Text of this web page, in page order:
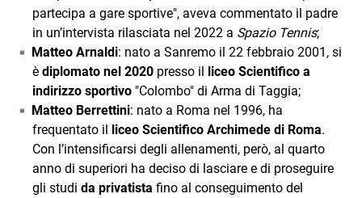
partecipa a gare sportive", aveva commentato il padre
in un’intervista rilasciata nel 2022 a Spazio Tennis;
Matteo Arnaldi: nato a Sanremo il 22 febbraio 2001, si
è diplomato nel 2020 presso il liceo Scientifico a
indirizzo sportivo "Colombo" di Arma di Taggia;
Matteo Berrettini: nato a Roma nel 1996, ha
frequentato il liceo Scientifico Archimede di Roma.
Con l’intensificarsi degli allenamenti, però, al quarto
anno di superiori ha deciso di lasciare e di proseguire
gli studi da privatista fino al conseguimento del